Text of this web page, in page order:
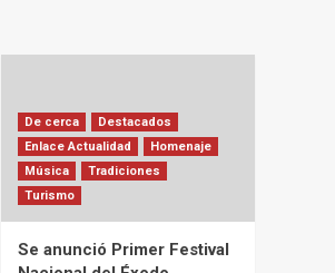
De cerca
Destacados
Enlace Actualidad
Homenaje
Música
Tradiciones
Turismo
Se anunció Primer Festival